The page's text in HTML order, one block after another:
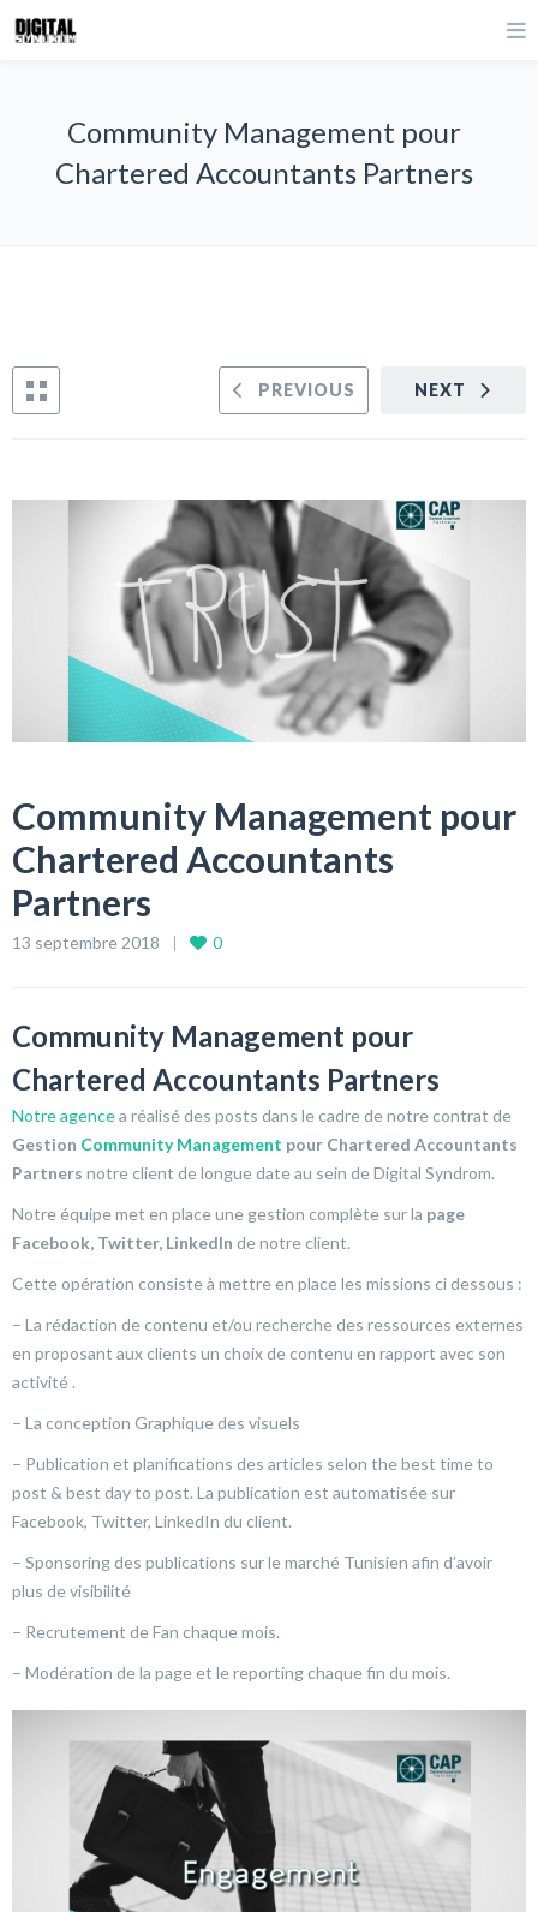
Community Management pour
Chartered Accountants Partners
NEXT
PREVIOUS
Community Management pour
Chartered Accountants
Partners
13 septembre 2018 0
Community Management pour
Chartered Accountants Partners
Notre agencea réalisé des posts dans le cadre de notre contrat de
Gestion Community Management pour Chartered Accountants
Partners notre client de longue date au sein de Digital Syndrom.
Notre équipe met en place une gestion complète sur la page
Facebook, Twitter, LinkedIn de notre client.
Cette opération consiste à mettre en place les missions ci dessous :
– La rédaction de contenu et/ou recherche des ressources externes
en proposant aux clients un choix de contenu en rapport avec son
activité .
– La conception Graphique des visuels
– Publication et planifications des articles selon the best time to
post & best day to post. La publication est automatisée sur
Facebook, Twitter, LinkedIn du client.
– Sponsoring des publications sur le marché Tunisien afin d’avoir
plus de visibilité
– Recrutement de Fan chaque mois.
– Modération de la page et le reporting chaque fin du mois.